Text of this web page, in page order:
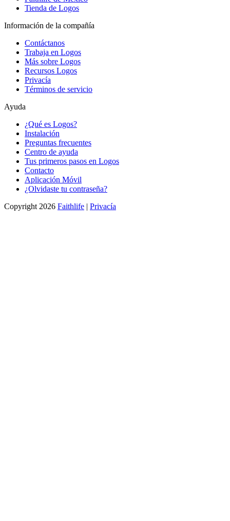
Tienda de Logos
Información de la compañía
Contáctanos
Trabaja en Logos
Más sobre Logos
Recursos Logos
Privacía
Términos de servicio
Ayuda
¿Qué es Logos?
Instalación
Preguntas frecuentes
Centro de ayuda
Tus primeros pasos en Logos
Contacto
Aplicación Móvil
¿Olvidaste tu contraseña?
Copyright 2026 Faithlife | Privacía